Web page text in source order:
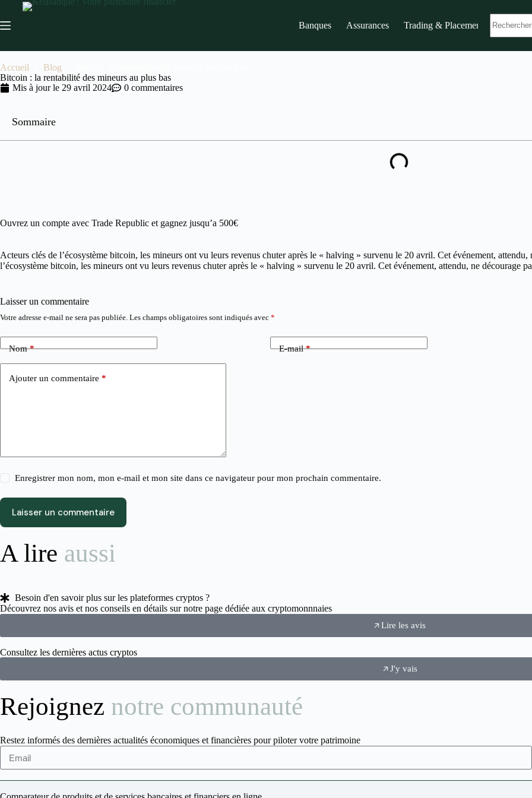
Banques Assurances Trading & Placements
Accueil Blog
Bitcoin : la rentabilité des mineurs au plus bas
Mis à jour le 29 avril 2024 0 commentaires
Sommaire
Ouvrez un compte avec Trade Republic et gagnez jusqu’a 500€
Acteurs clés de l’écosystème bitcoin, les mineurs ont vu leurs revenus chuter après le « halving » survenu le 20 avril. Cet événement,
l’écosystème bitcoin, les mineurs ont vu leurs revenus chuter après le « halving » survenu le 20 avril. Cet événement, attendu, ne décourage
Laisser un commentaire
Votre adresse e-mail ne sera pas publiée. Les champs obligatoires sont indiqués avec *
Nom* E-mail*
Ajouter un commentaire *
Enregistrer mon nom, mon e-mail et mon site dans ce navigateur pour mon prochain commentaire.
Laisser un commentaire
A lire aussi
Besoin d'en savoir plus sur les plateformes cryptos ?
Découvrez nos avis et nos conseils en détails sur notre page dédiée aux cryptomonnnaies
Lire les avis
Consultez les dernières actus cryptos
J'y vais
Rejoignez notre communauté
Restez informés des dernières actualités économiques et financières pour piloter votre patrimoine